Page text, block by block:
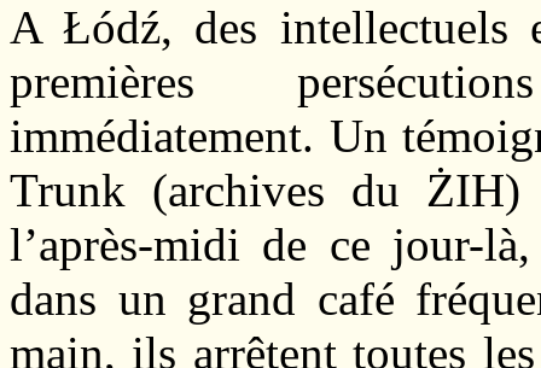
A Łódź, des intellectuels
premières
immédiatement. Un
Trunk (archives du ŻIH)
l’après-midi de ce jour-
dans un grand café
main, ils arrêtent toutes